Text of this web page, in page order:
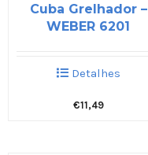
Cuba Grelhador –
WEBER 6201
Detalhes
€11,49